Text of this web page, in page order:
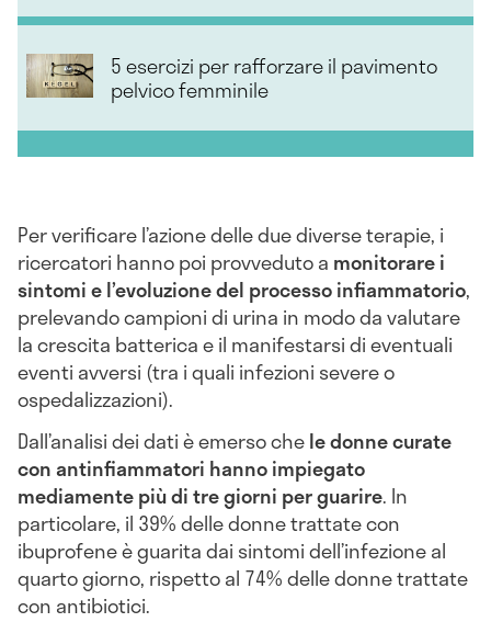
5 esercizi per rafforzare il pavimento
pelvico femminile
Per verificare l’azione delle due diverse terapie, i
ricercatori hanno poi provveduto a monitorare i
sintomi e l’evoluzione del processo infiammatorio,
prelevando campioni di urina in modo da valutare
la crescita batterica e il manifestarsi di eventuali
eventi avversi (tra i quali infezioni severe o
ospedalizzazioni).
Dall’analisi dei dati è emerso chele donne curate
con antinfiammatori hanno impiegato
mediamente più di tre giorni per guarire. In
particolare, il 39% delle donne trattate con
ibuprofene è guarita dai sintomi dell’infezione al
quarto giorno, rispetto al 74% delle donne trattate
con antibiotici.